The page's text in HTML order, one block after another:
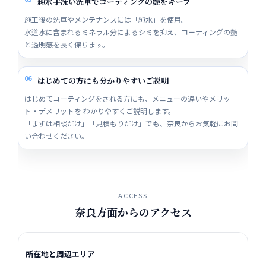
純水手洗い洗車でコーティングの艶をキープ
施工後の洗車やメンテナンスには「純水」を使用。
水道水に含まれるミネラル分によるシミを抑え、コーティングの艶
と透明感を長く保ちます。
06 はじめての方にも分かりやすいご説明
はじめてコーティングをされる方にも、メニューの違いやメリッ
ト・デメリットを わかりやすくご説明します。
「まずは相談だけ」「見積もりだけ」でも、奈良からお気軽にお問
い合わせください。
ACCESS
奈良方面からのアクセス
所在地と周辺エリア